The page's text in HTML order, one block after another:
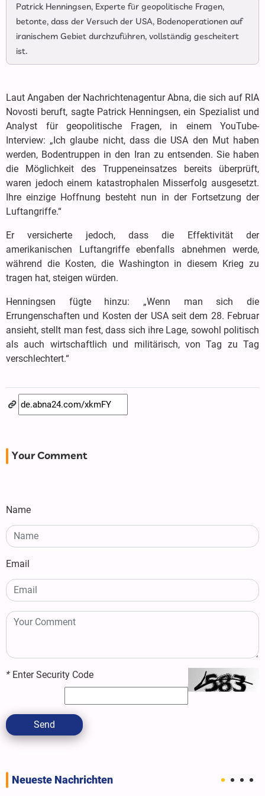
Patrick Henningsen, Experte für geopolitische Fragen,
betonte, dass der Versuch der USA, Bodenoperationen auf
iranischem Gebiet durchzuführen, vollständig gescheitert
ist.
Laut Angaben der Nachrichtenagentur Abna, die sich auf RIA
Novosti beruft, sagte Patrick Henningsen, ein Spezialist und
Analyst für geopolitische Fragen, in einem YouTube-
Interview: „Ich glaube nicht, dass die USA den Mut haben
werden, Bodentruppen in den Iran zu entsenden. Sie haben
die Möglichkeit des Truppeneinsatzes bereits überprüft,
waren jedoch einem katastrophalen Misserfolg ausgesetzt.
Ihre einzige Hoffnung besteht nun in der Fortsetzung der
Luftangriffe.“
Er versicherte jedoch, dass die Effektivität der
amerikanischen Luftangriffe ebenfalls abnehmen werde,
während die Kosten, die Washington in diesem Krieg zu
tragen hat, steigen würden.
Henningsen fügte hinzu: „Wenn man sich die
Errungenschaften und Kosten der USA seit dem 28. Februar
ansieht, stellt man fest, dass sich ihre Lage, sowohl politisch
als auch wirtschaftlich und militärisch, von Tag zu Tag
verschlechtert.“
Your Comment
Name
Email
* Enter Security Code
Send
Neueste Nachrichten